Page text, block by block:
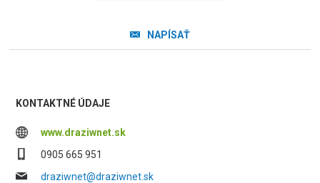
NAPÍSAŤ
KONTAKTNÉ ÚDAJE
www.draziwnet.sk
0905 665 951
draziwnet@draziwnet.sk